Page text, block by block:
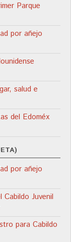
Parque
por añejo
salud e
del Edoméx
por añejo
Juvenil
para Cabildo